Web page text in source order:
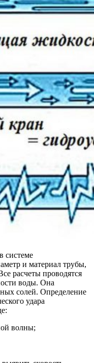
системе
и материал трубы,
расчеты проводятся
воды. Она
солей. Определение
удара
волны;